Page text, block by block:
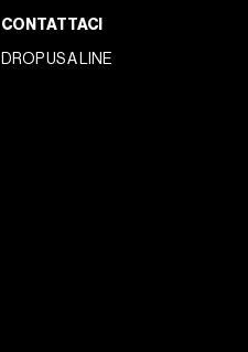
CONTATTACI
DROP US A LINE